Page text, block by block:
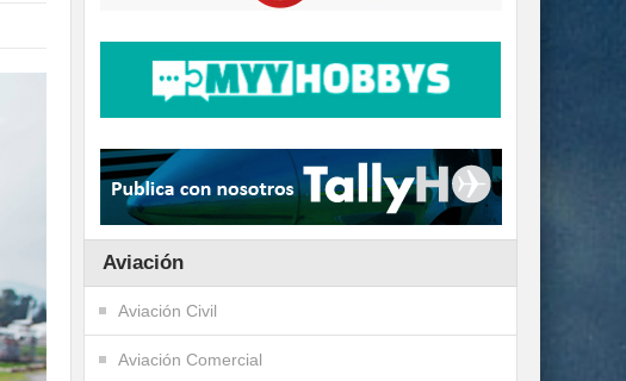
Aviación
Aviación Civil
Aviación Comercial